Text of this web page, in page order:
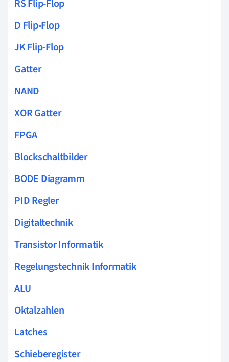
RS Flip-Flop
D Flip-Flop
JK Flip-Flop
Gatter
NAND
XOR Gatter
FPGA
Blockschaltbilder
BODE Diagramm
PID Regler
Digitaltechnik
Transistor Informatik
Regelungstechnik Informatik
ALU
Oktalzahlen
Latches
Schieberegister